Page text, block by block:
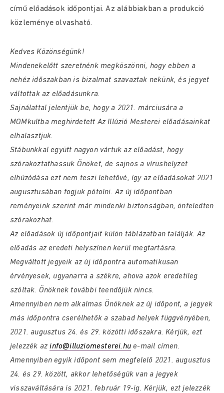
című előadások időpontjai. Az alábbiakban a produkció
közleménye olvasható.
Kedves Közönségünk!
Mindenekelőtt szeretnénk megköszönni, hogy ebben a
nehéz időszakban is bizalmat szavaztak nekünk, és jegyet
váltottak az előadásunkra.
Sajnálattal jelentjük be, hogy a 2021. márciusára a
MOMkultba meghirdetett Az Illúzió Mesterei előadásainkat
elhalasztjuk.
Stábunkkal együtt nagyon vártuk az előadást, hogy
szórakoztathassuk Önöket, de sajnos a vírushelyzet
elhúzódása ezt nem teszi lehetővé, így az előadásokat 2021
augusztusában fogjuk pótolni. Az új időpontban
reményeink szerint már mindenki biztonságban, önfeledten
szórakozhat.
Az előadások új időpontjait külön táblázatban találják. Az
előadás az eredeti helyszínen kerül megtartásra.
Megváltott jegyeik az új időpontra automatikusan
érvényesek, ugyanarra a székre, ahova azok eredetileg
szóltak. Önöknek további teendőjük nincs.
Amennyiben nem alkalmas Önöknek az új időpont, a jegyek
más időpontra cserélhetők a szabad helyek függvényében,
2021. augusztus 24. és 29. közötti időszakra. Kérjük, ezt
jelezzék azinfo@illuziomesterei.hu e-mail címen.
Amennyiben egyik időpont sem megfelelő 2021. augusztus
24. és 29. között, akkor lehetőségük van a jegyek
visszaváltására is 2021. február 19-ig. Kérjük, ezt jelezzék